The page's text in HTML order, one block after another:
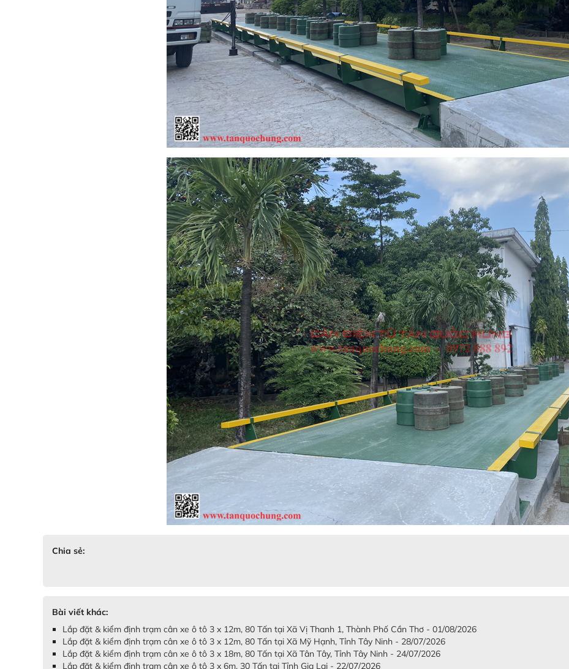
Chia sẻ:
Bài viết khác:
Lắp đặt & kiểm định trạm cân xe ô tô 3 x 12m, 80 Tấn tại Xã Vị Thanh 1, Thành Phố Cần Thơ - 01/08/2026
Lắp đặt & kiểm định trạm cân xe ô tô 3 x 12m, 80 Tấn tại Xã Mỹ Hạnh, Tỉnh Tây Ninh - 28/07/2026
Lắp đặt & kiểm định trạm cân xe ô tô 3 x 18m, 80 Tấn tại Xã Tân Tây, Tỉnh Tây Ninh - 24/07/2026
Lắp đặt & kiểm định trạm cân xe ô tô 3 x 6m, 30 Tấn tại Tỉnh Gia Lai - 22/07/2026